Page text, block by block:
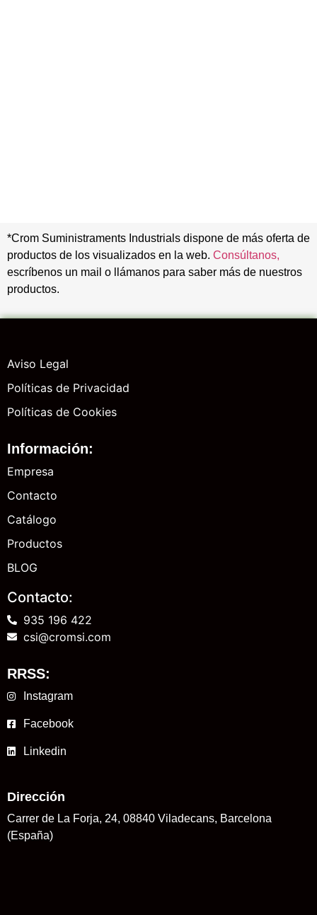
*Crom Suministraments Industrials dispone de más oferta de
productos de los visualizados en la web. Consúltanos,
escríbenos un mail o llámanos para saber más de nuestros
productos.
Aviso Legal
Políticas de Privacidad
Políticas de Cookies
Información:
Empresa
Contacto
Catálogo
Productos
BLOG
Contacto:
935 196 422
csi@cromsi.com
RRSS:
Instagram
Facebook
Linkedin
Dirección
Carrer de La Forja, 24, 08840 Viladecans, Barcelona
(España)